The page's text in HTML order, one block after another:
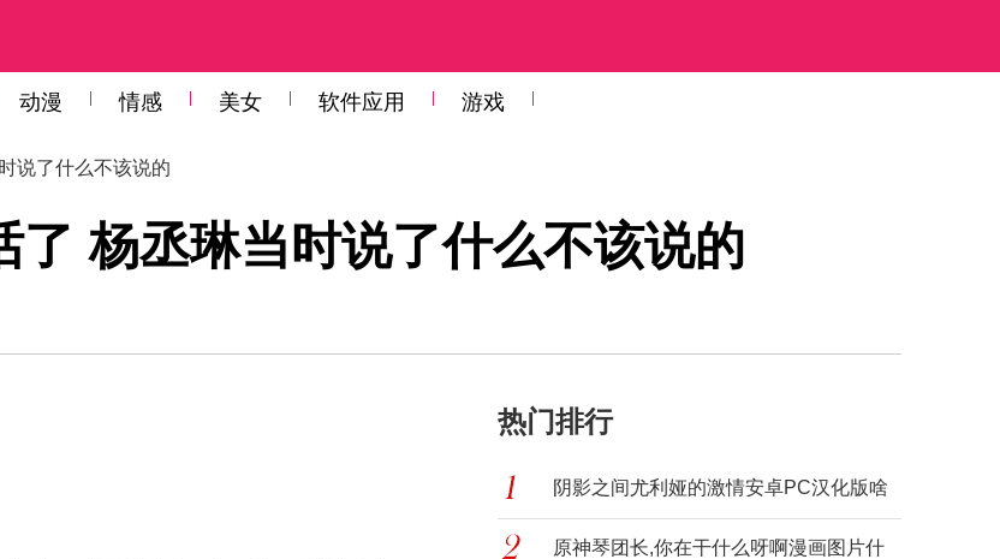
动漫 情感 美女 软件应用 游戏
说了什么不该说的
了 杨丞琳当时说了什么不该说的
热门排行
阴影之间尤利娅的激情安卓PC汉化版啥
游戏，
原神琴团长,你在干什么呀啊漫画图片什